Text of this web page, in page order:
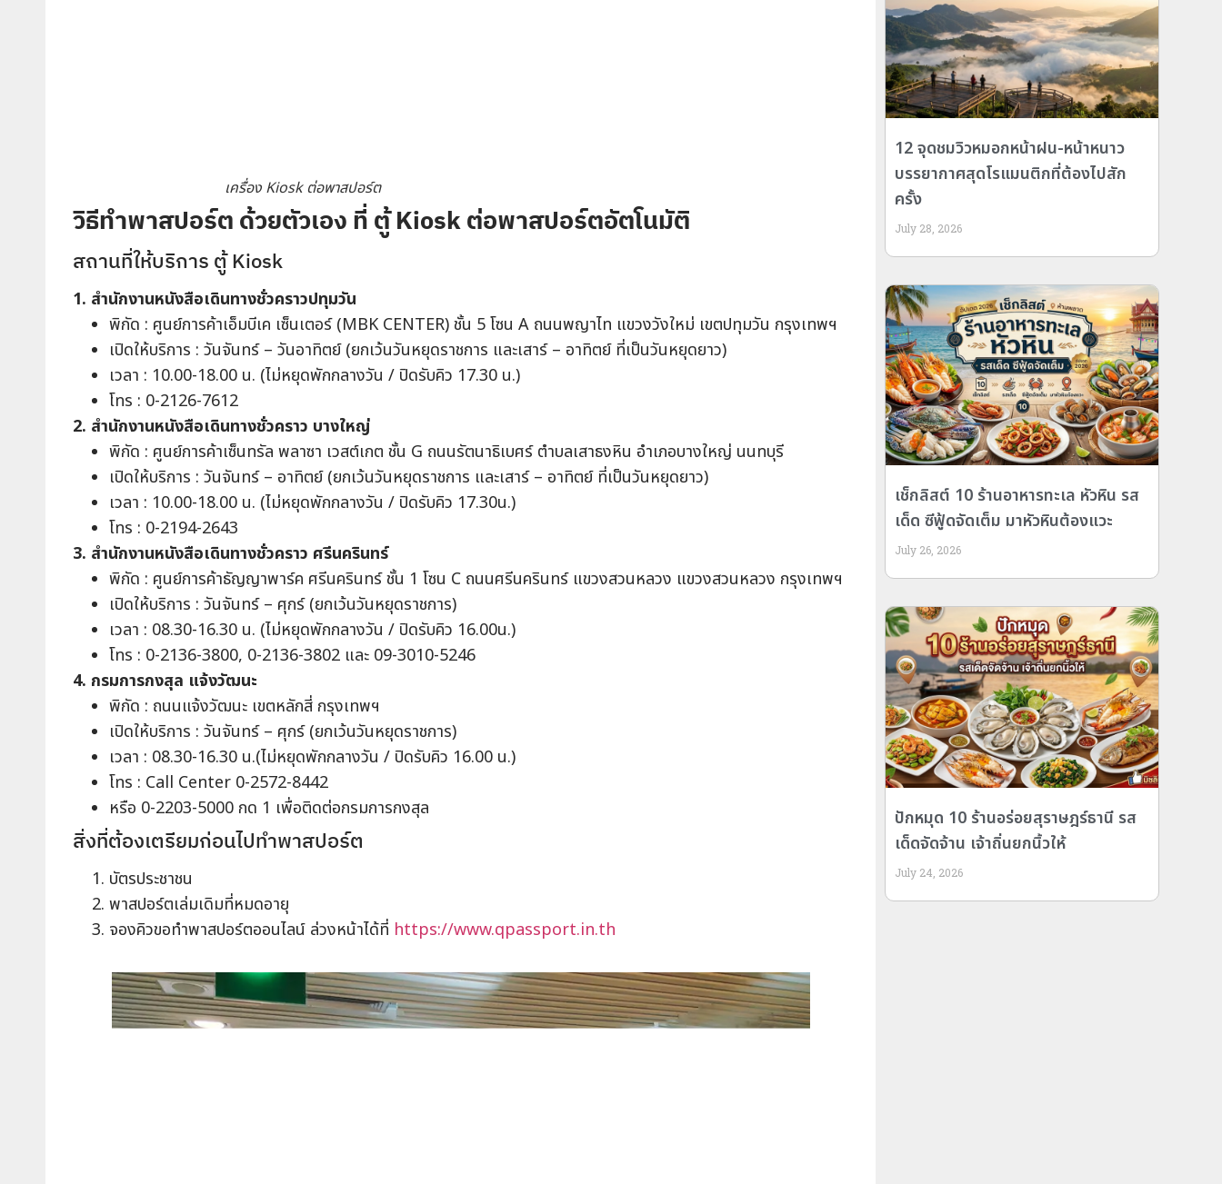
เครื่อง Kiosk ต่อพาสปอร์ต
วิธีทำพาสปอร์ต ด้วยตัวเอง ที่ ตู้ Kiosk ต่อพาสปอร์ตอัตโนมัติ
สถานที่ให้บริการ ตู้ Kiosk
1. สำนักงานหนังสือเดินทางชั่วคราวปทุมวัน
พิกัด : ศูนย์การค้าเอ็มบีเค เซ็นเตอร์ (MBK CENTER) ชั้น 5 โซน A ถนนพญาไท แขวงวังใหม่ เขตปทุมวัน กรุงเทพฯ
เปิดให้บริการ : วันจันทร์ – วันอาทิตย์ (ยกเว้นวันหยุดราชการ และเสาร์ – อาทิตย์ ที่เป็นวันหยุดยาว)
เวลา : 10.00-18.00 น. (ไม่หยุดพักกลางวัน / ปิดรับคิว 17.30 น.)
โทร : 0-2126-7612
2. สำนักงานหนังสือเดินทางชั่วคราว บางใหญ่
พิกัด : ศูนย์การค้าเซ็นทรัล พลาซา เวสต์เกต ชั้น G ถนนรัตนาธิเบศร์ ตำบลเสาธงหิน อำเภอบางใหญ่ นนทบุรี
เปิดให้บริการ : วันจันทร์ – อาทิตย์ (ยกเว้นวันหยุดราชการ และเสาร์ – อาทิตย์ ที่เป็นวันหยุดยาว)
เวลา : 10.00-18.00 น. (ไม่หยุดพักกลางวัน / ปิดรับคิว 17.30น.)
โทร : 0-2194-2643
3. สำนักงานหนังสือเดินทางชั่วคราว ศรีนครินทร์
พิกัด : ศูนย์การค้าธัญญาพาร์ค ศรีนครินทร์ ชั้น 1 โซน C ถนนศรีนครินทร์ แขวงสวนหลวง แขวงสวนหลวง กรุงเทพฯ
เปิดให้บริการ : วันจันทร์ – ศุกร์ (ยกเว้นวันหยุดราชการ)
เวลา : 08.30-16.30 น. (ไม่หยุดพักกลางวัน / ปิดรับคิว 16.00น.)
โทร : 0-2136-3800, 0-2136-3802 และ 09-3010-5246
4. กรมการกงสุล แจ้งวัฒนะ
พิกัด : ถนนแจ้งวัฒนะ เขตหลักสี่ กรุงเทพฯ
เปิดให้บริการ : วันจันทร์ – ศุกร์ (ยกเว้นวันหยุดราชการ)
เวลา : 08.30-16.30 น.(ไม่หยุดพักกลางวัน / ปิดรับคิว 16.00 น.)
โทร : Call Center 0-2572-8442
หรือ 0-2203-5000 กด 1 เพื่อติดต่อกรมการกงสุล
สิ่งที่ต้องเตรียมก่อนไปทำพาสปอร์ต
บัตรประชาชน
พาสปอร์ตเล่มเดิมที่หมดอายุ
จองคิวขอทำพาสปอร์ตออนไลน์ ล่วงหน้าได้ที่ https://www.qpassport.in.th
12 จุดชมวิวหมอกหน้าฝน-หน้าหนาว
บรรยากาศสุดโรแมนติกที่ต้องไปสัก
ครั้ง
July 28, 2026
เช็กลิสต์ 10 ร้านอาหารทะเล หัวหิน รส
เด็ด ซีฟู้ดจัดเต็ม มาหัวหินต้องแวะ
July 26, 2026
ปักหมุด 10 ร้านอร่อยสุราษฎร์ธานี รส
เด็ดจัดจ้าน เจ้าถิ่นยกนิ้วให้
July 24, 2026